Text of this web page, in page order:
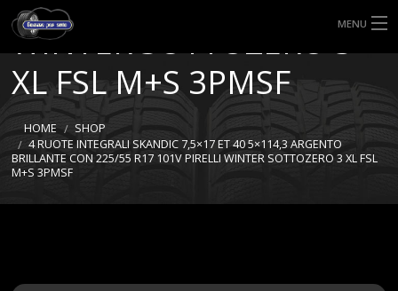
MENU
HOME
TIPI DI GOMME
MISURE GOMME
WINTER SOTTOZERO 3
XL FSL M+S 3PMSF
HOME
SHOP
4 RUOTE INTEGRALI SKANDIC 7,5×17 ET 40 5×114,3 ARGENTO
BRILLANTE CON 225/55 R17 101V PIRELLI WINTER SOTTOZERO 3 XL FSL
M+S 3PMSF